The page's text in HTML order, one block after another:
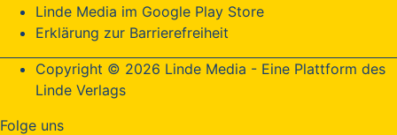
Linde Media im Google Play Store
Erklärung zur Barrierefreiheit
Copyright © 2026 Linde Media - Eine Plattform des
Linde Verlags
Folge uns